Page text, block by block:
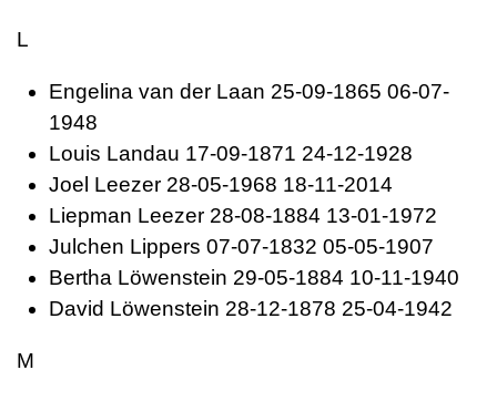
L
Engelina van der Laan 25-09-1865 06-07-
1948
Louis Landau 17-09-1871 24-12-1928
Joel Leezer 28-05-1968 18-11-2014
Liepman Leezer 28-08-1884 13-01-1972
Julchen Lippers 07-07-1832 05-05-1907
Bertha Löwenstein 29-05-1884 10-11-1940
David Löwenstein 28-12-1878 25-04-1942
M